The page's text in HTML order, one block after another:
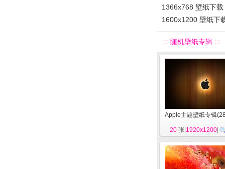
1366x768 壁纸下载
1600x1200 壁纸下
::: 随机壁纸专辑 :::
Apple主题壁纸专辑
20 张| 1920x1200